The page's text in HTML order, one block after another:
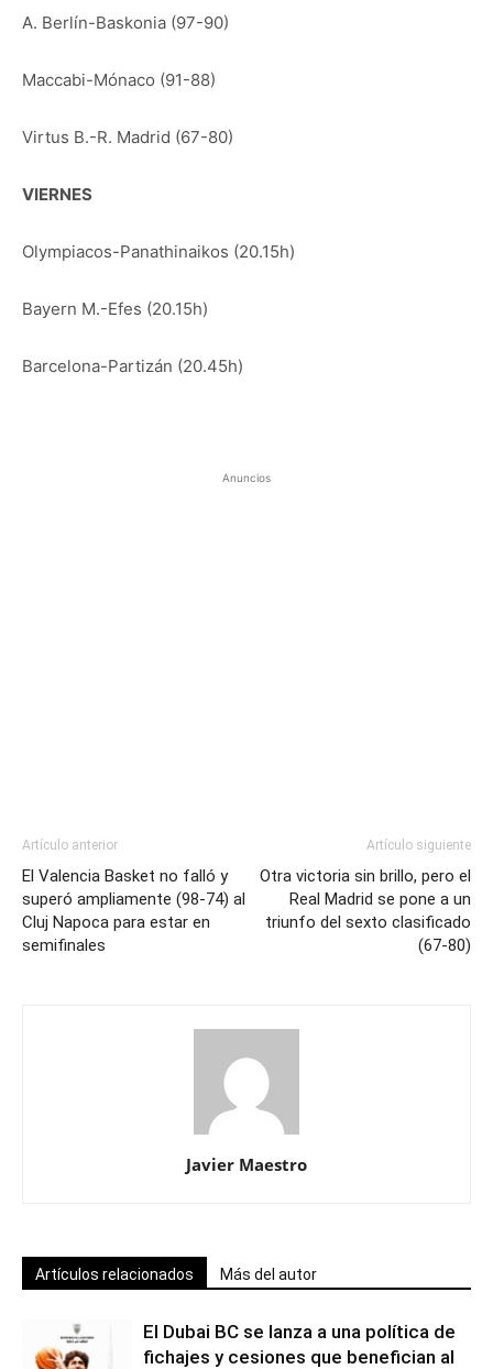
A. Berlín-Baskonia (97-90)
Maccabi-Mónaco (91-88)
Virtus B.-R. Madrid (67-80)
VIERNES
Olympiacos-Panathinaikos (20.15h)
Bayern M.-Efes (20.15h)
Barcelona-Partizán (20.45h)
Anuncios
Artículo anterior
El Valencia Basket no falló y
superó ampliamente (98-74) al
Cluj Napoca para estar en
semifinales
Artículo siguiente
Otra victoria sin brillo, pero el
Real Madrid se pone a un
triunfo del sexto clasificado
(67-80)
Javier Maestro
Artículos relacionados Más del autor
El Dubai BC se lanza a una política de
fichajes y cesiones que benefician al